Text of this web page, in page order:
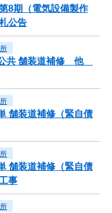
8期（電気設備製作
公告
公共 舗装道補修 他
舗装道補修（緊自債
舗装道補修（緊自債
事